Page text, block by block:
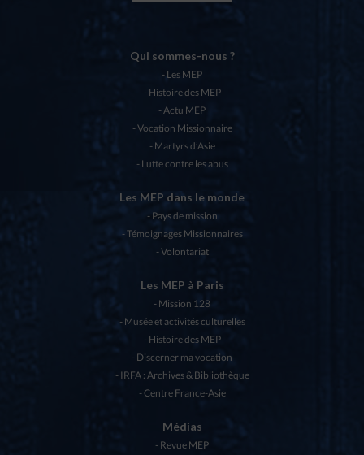
Qui sommes-nous ?
Les MEP
Histoire des MEP
Actu MEP
Vocation Missionnaire
Martyrs d’Asie
Lutte contre les abus
Les MEP dans le monde
Pays de mission
Témoignages Missionnaires
Volontariat
Les MEP à Paris
Mission 128
Musée et activités culturelles
Histoire des MEP
Discerner ma vocation
IRFA : Archives & Bibliothèque
Centre France-Asie
Médias
Revue MEP